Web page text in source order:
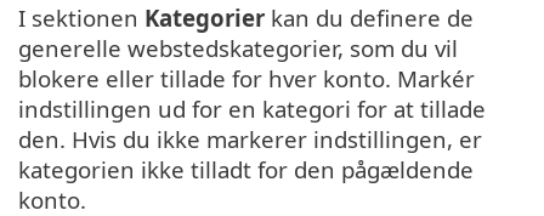
I sektionen Kategorier kan du definere de
generelle webstedskategorier, som du vil
blokere eller tillade for hver konto. Markér
indstillingen ud for en kategori for at tillade
den. Hvis du ikke markerer indstillingen, er
kategorien ikke tilladt for den pågældende
konto.